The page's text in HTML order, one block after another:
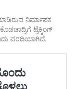
ನಿರ್ಮಾಪಕ
ಟ್ರೆಕ್ಕಿಂಗ್
ವರದಿಯಾಗಿದೆ.